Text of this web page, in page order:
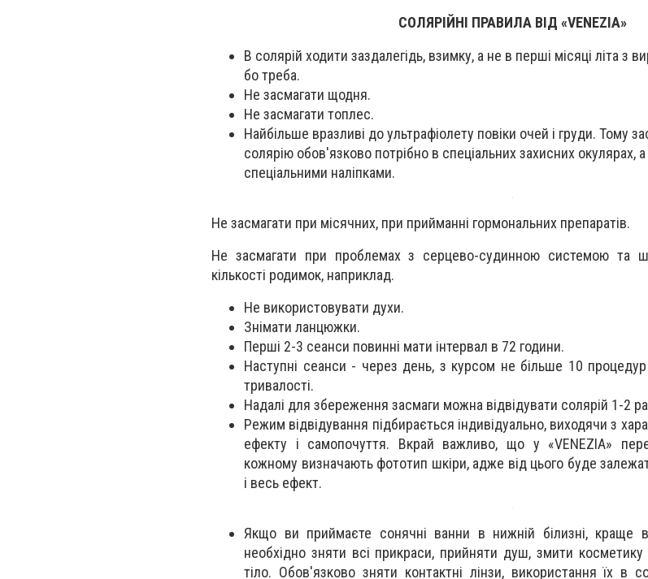
СОЛЯРІЙНІ ПРАВИЛА ВІД «VENEZIA»
В солярій ходити заздалегідь, взимку, а не в перші місяці літа з
бо треба.
Не засмагати щодня.
Не засмагати топлес.
Найбільше вразливі до ультрафіолету повіки очей і груди. Тому
солярію обов'язково потрібно в спеціальних захисних окулярах,
спеціальними наліпками.
Не засмагати при місячних, при прийманні гормональних препаратів.
Не засмагати при проблемах з серцево-судинною системою та
кількості родимок, наприклад.
Не використовувати духи.
Знімати ланцюжки.
Перші 2-3 сеанси повинні мати інтервал в 72 години.
Наступні сеанси - через день, з курсом не більше 10
тривалості.
Надалі для збереження засмаги можна відвідувати солярій 1-2
Режим відвідування підбирається індивідуально, виходячи з
ефекту і самопочуття. Вкрай важливо, що у «VENEZIA»
кожному визначають фототип шкіри, адже від цього буде
і весь ефект.
Якщо ви приймаєте сонячні ванни в нижній білизні, краще
необхідно зняти всі прикраси, прийняти душ, змити
тіло. Обов'язково зняти контактні лінзи, використання їх в